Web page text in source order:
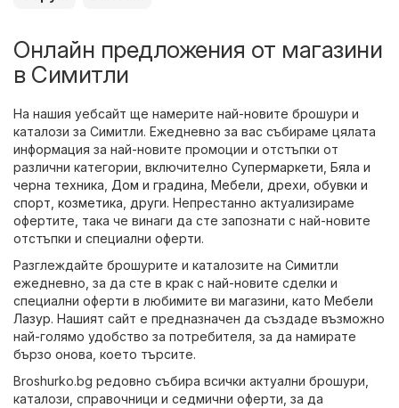
Онлайн предложения от магазини
в Симитли
На нашия уебсайт ще намерите най-новите брошури и
каталози за Симитли. Ежедневно за вас събираме цялата
информация за най-новите промоции и отстъпки от
различни категории, включително Супермаркети Бяла и
черна техника Дом и градина Мебели дрехи, обувки и
спорт козметика други. Непрестанно актуализираме
офертите, така че винаги да сте запознати с най-новите
отстъпки и специални оферти.
Разглеждайте брошурите и каталозите на Симитли
ежедневно, за да сте в крак с най-новите сделки и
специални оферти в любимите ви магазини, като Мебели
Лазур. Нашият сайт е предназначен да създаде възможно
най-голямо удобство за потребителя, за да намирате
бързо онова, което търсите.
Broshurko.bg редовно събира всички актуални брошури,
каталози, справочници и седмични оферти, за да